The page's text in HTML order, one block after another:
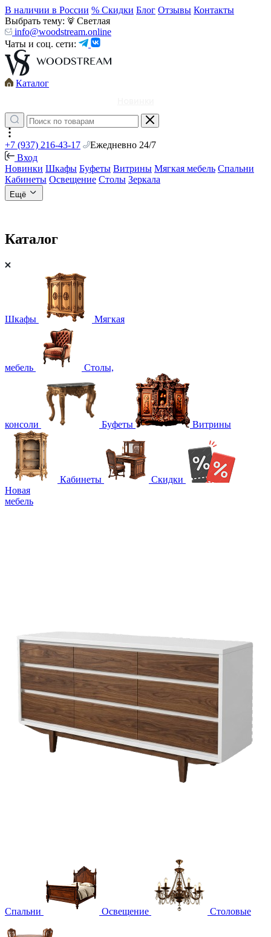
В наличии в России % Скидки Блог Отзывы Контакты
Выбрать тему:
Светлая
info@woodstream.online
Чаты и соц. сети:
Каталог
+7 (937) 216-43-17
Ежедневно 24/7
Вход
Новинки Шкафы Буфеты Витрины Мягкая мебель Спальни
Кабинеты Освещение Столы Зеркала
Ещё
Каталог
Шкафы Мягкая
мебель Столы,
консоли Буфеты Витрины
Кабинеты
Скидки
Новая
мебель
Спальни Освещение Столовые